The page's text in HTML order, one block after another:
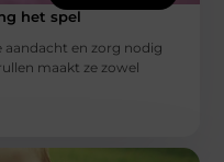
het spel
aandacht en zorg nodig
maakt ze zowel